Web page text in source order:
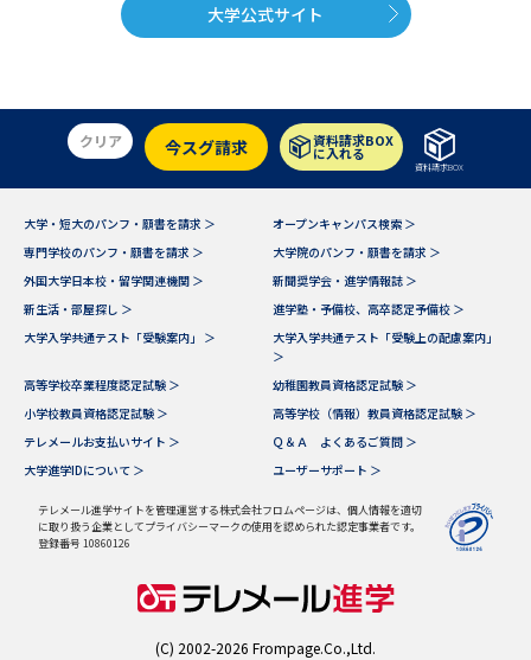
大学公式サイト
クリア 今スグ請求 資料請求BOX
に入れる
資料請求BOX
大学・短大のパンフ・願書を請求 ＞
オープンキャンパス検索 ＞
専門学校のパンフ・願書を請求 ＞
大学院のパンフ・願書を請求 ＞
外国大学日本校・留学関連機関 ＞
新聞奨学会・進学情報誌 ＞
新生活・部屋探し ＞
進学塾・予備校、高卒認定予備校 ＞
大学入学共通テスト「受験案内」 ＞
大学入学共通テスト「受験上の配慮案内」
＞
高等学校卒業程度認定試験 ＞
幼稚園教員資格認定試験 ＞
小学校教員資格認定試験 ＞
高等学校（情報）教員資格認定試験 ＞
テレメールお支払いサイト ＞
Ｑ＆Ａ よくあるご質問 ＞
大学進学IDについて ＞
ユーザーサポート ＞
テレメール進学サイトを管理運営する株式会社フロムページは、個人情報を適切
に取り扱う企業としてプライバシーマークの使用を認められた認定事業者です。
登録番号 10860126
(C) 2002-2026 Frompage.Co.,Ltd.